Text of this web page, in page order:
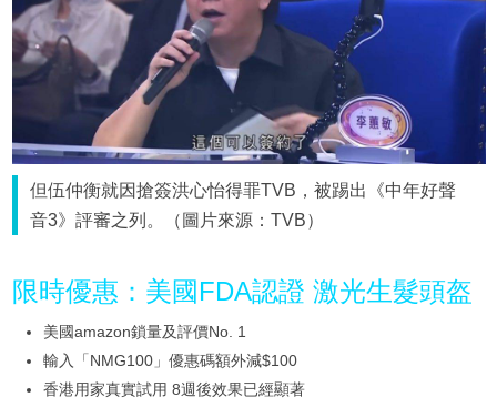
但伍仲衡就因搶簽洪心怡得罪TVB，被踢出《中年好聲
音3》評審之列。（圖片來源：TVB）
限時優惠：美國FDA認證 激光生髮頭盔
美國amazon鎖量及評價No. 1
輸入「NMG100」優惠碼額外減$100
香港用家真實試用 8週後效果已經顯著